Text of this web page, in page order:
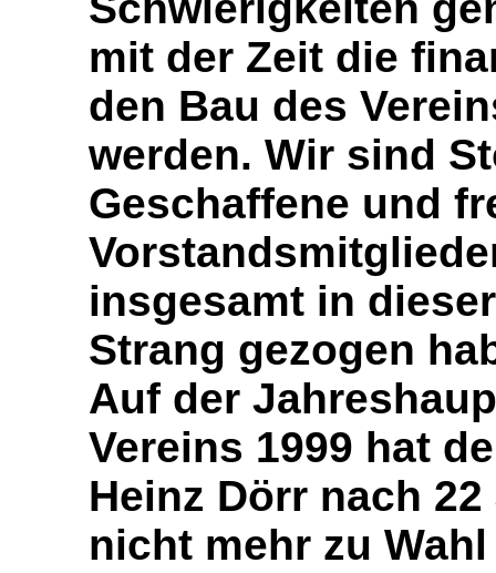
mit der Zeit die
den Bau des
werden. Wir sind
Geschaffene und
insgesamt in
Strang gezogen
Auf der
Vereins 1999 hat
Heinz Dörr nach
nicht mehr zu